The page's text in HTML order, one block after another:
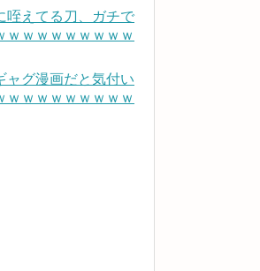
咥えてる刀、ガチで
ｗｗｗｗｗｗｗｗｗ
ャグ漫画だと気付い
ｗｗｗｗｗｗｗｗｗ